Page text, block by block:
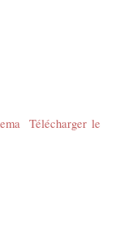
Télécharger le